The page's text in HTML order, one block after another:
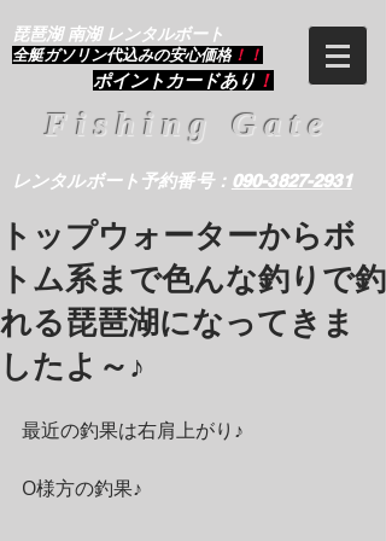
琵琶湖 南湖 レンタルボート
​全艇ガソリン代込みの安心価格 ！！
ポイントカードあり ！
Fishing Gate
レンタルボート予約番号： 090-3827-2931
トップウォーターからボ
トム系まで色んな釣りで釣
れる琵琶湖になってきま
したよ～♪
最近の釣果は右肩上がり♪
O様方の釣果♪